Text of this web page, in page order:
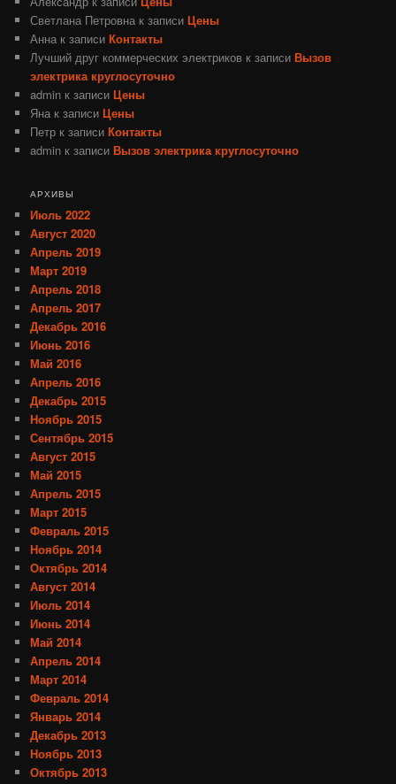
Светлана Петровна к записиЦены
Анна к записиКонтакты
Лучший друг коммерческих электриков к записиВызов
электрика круглосуточно
admin к записиЦены
Яна к записиЦены
Петр к записиКонтакты
admin к записиВызов электрика круглосуточно
АРХИВЫ
Июль 2022
Август 2020
Апрель 2019
Март 2019
Апрель 2018
Апрель 2017
Декабрь 2016
Июнь 2016
Май 2016
Апрель 2016
Декабрь 2015
Ноябрь 2015
Сентябрь 2015
Август 2015
Май 2015
Апрель 2015
Март 2015
Февраль 2015
Ноябрь 2014
Октябрь 2014
Август 2014
Июль 2014
Июнь 2014
Май 2014
Апрель 2014
Март 2014
Февраль 2014
Январь 2014
Декабрь 2013
Ноябрь 2013
Октябрь 2013